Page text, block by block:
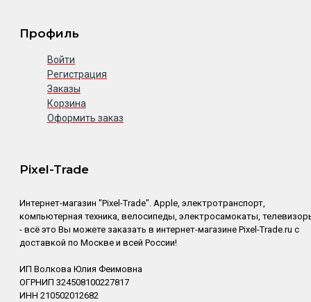
Профиль
Войти
Регистрация
Заказы
Корзина
Оформить заказ
Pixel-Trade
Интернет-магазин "Pixel-Trade". Apple, электротранспорт,
компьютерная техника, велосипеды, электросамокаты,
- всё это Вы можете заказать в интернет-магазине Pixel-Trade.ru с
доставкой по Москве и всей России!
ИП Волкова Юлия Феимовна
ОГРНИП 324508100227817
ИНН 210502012682